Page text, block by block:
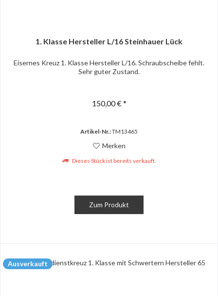
1. Klasse Hersteller L/16 Steinhauer Lück
Eisernes Kreuz 1. Klasse Hersteller L/16. Schraubscheibe fehlt.
Sehr guter Zustand.
150,00 € *
Artikel-Nr.:TM13465
Merken
Dieses Stück ist bereits verkauft.
Zum Produkt
Ausverkauft